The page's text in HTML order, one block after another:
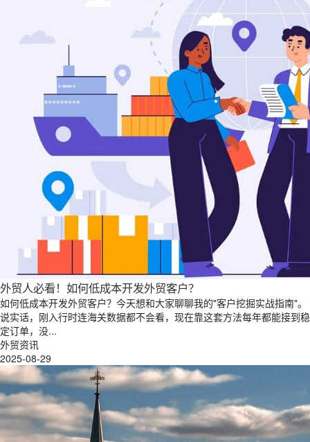
外贸人必看！如何低成本开发外贸客户？
如何低成本开发外贸客户？今天想和大家聊聊我的"客户挖掘实战指南"。
说实话，刚入行时连海关数据都不会看，现在靠这套方法每年都能接到稳
定订单，没...
外贸资讯
2025-08-29